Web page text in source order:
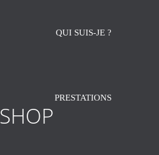
QUI SUIS-JE ?
PRESTATIONS
SHOP